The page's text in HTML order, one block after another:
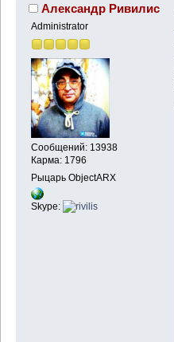
Александр Ривилис
Administrator
Сообщений: 13938
Карма: 1796
Рыцарь ObjectARX
Skype: